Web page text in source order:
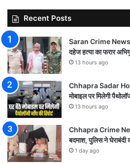
Recent Posts
Saran Crime
दहेज हत्या का फरार
13 hours ago
Chhapra Sadar
मोबाइल पर मिलेगी
13 hours ago
Chhapra Crime
बदमाश, पुलिस ने घेराबंदी
1 day ago